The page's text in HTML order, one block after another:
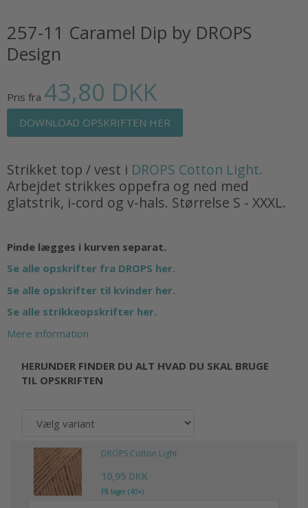
257-11 Caramel Dip by DROPS
Design
Pris fra 43,80 DKK
DOWNLOAD OPSKRIFTEN HER
Strikket top / vest i DROPS Cotton Light.
Arbejdet strikkes oppefra og ned med
glatstrik, i-cord og v-hals. Størrelse S - XXXL.
Pinde lægges i kurven separat.
Se alle opskrifter fra DROPS her.
Se alle opskrifter til kvinder her.
Se alle strikkeopskrifter her.
Mere information
HERUNDER FINDER DU ALT HVAD DU SKAL BRUGE
TIL OPSKRIFTEN
DROPS Cotton Light
10,95 DKK
På lager (40+)